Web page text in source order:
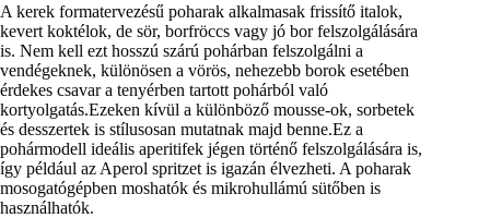
A kerek formatervezésű poharak alkalmasak frissítő italok,
kevert koktélok, de sör, borfröccs vagy jó bor felszolgálására
is. Nem kell ezt hosszú szárú pohárban felszolgálni a
vendégeknek, különösen a vörös, nehezebb borok esetében
érdekes csavar a tenyérben tartott pohárból való
kortyolgatás.Ezeken kívül a különböző mousse-ok, sorbetek
és desszertek is stílusosan mutatnak majd benne.Ez a
pohármodell ideális aperitifek jégen történő felszolgálására is,
így például az Aperol spritzet is igazán élvezheti. A poharak
mosogatógépben moshatók és mikrohullámú sütőben is
használhatók.